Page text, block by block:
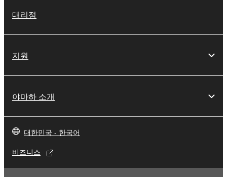
대리점
지원
야마하 소개
대한민국 - 한국어
비즈니스